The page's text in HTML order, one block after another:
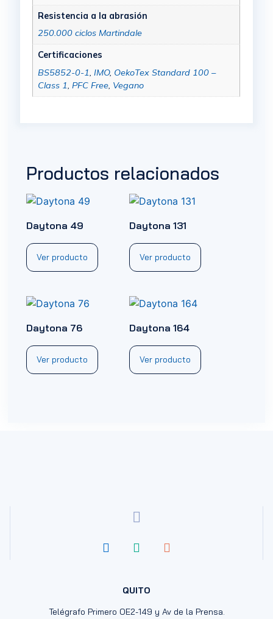
Resistencia a la abrasión
250.000 ciclos Martindale
Certificaciones
BS5852-0-1, IMO, OekoTex Standard 100 –
Class 1, PFC Free, Vegano
Productos relacionados
Daytona 49
Ver producto
Daytona 131
Ver producto
Daytona 76
Ver producto
Daytona 164
Ver producto
QUITO
Telégrafo Primero OE2-149 y Av de la Prensa.